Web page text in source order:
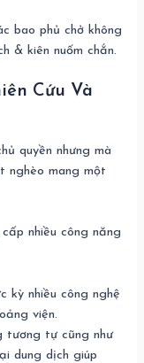
bao phủ chở không
& kiên nuốm chắn.
Cứu Và
quyền nhưng mà
nghèo mang một
nhiều công năng
kỳ nhiều công nghệ
viện.
tương tự cũng như
dung dịch giúp